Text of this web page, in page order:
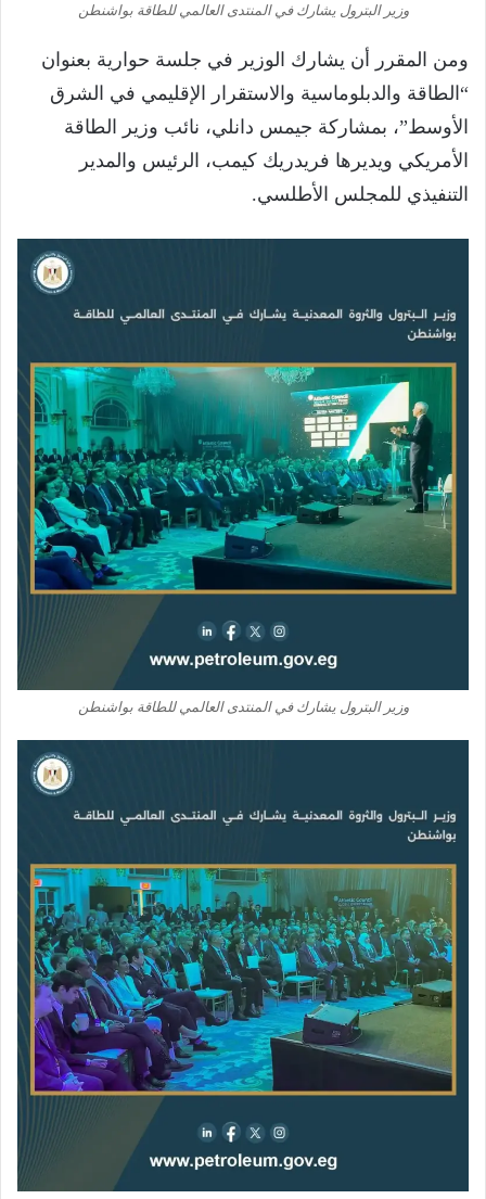
وزير البترول يشارك في المنتدى العالمي للطاقة بواشنطن
ومن المقرر أن يشارك الوزير في جلسة حوارية بعنوان
“الطاقة والدبلوماسية والاستقرار الإقليمي في الشرق
الأوسط”، بمشاركة جيمس دانلي، نائب وزير الطاقة
الأمريكي ويديرها فريدريك كيمب، الرئيس والمدير
التنفيذي للمجلس الأطلسي.
وزير البترول يشارك في المنتدى العالمي للطاقة بواشنطن